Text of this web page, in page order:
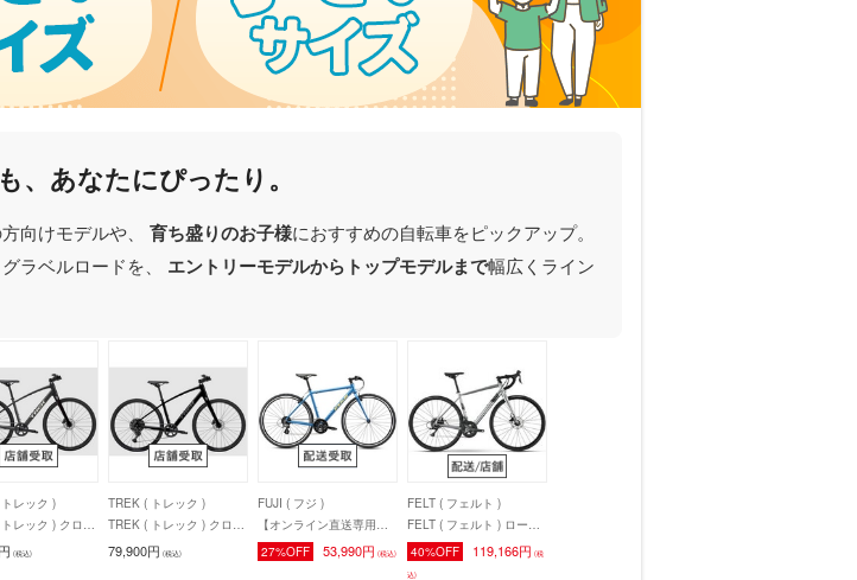
、あなたにぴったり。
向けモデルや、 育ち盛りのお子様におすすめの自転車をピックアップ。
ラベルロードを、 エントリーモデルからトップモデルまで幅広くライン
レック )
レック ) クロス
2 STEPOVER
(税込)
TREK ( トレック )
TREK ( トレック ) クロス
バイク FX 1 STEPOVER
79,900円 (税込)
FUJI ( フジ )
【オンライン直送専用】
FUJI ( フジ ) クロスバイ
27%OFF 53,990円 (税込)
FELT ( フェルト )
FELT ( フェルト ) ロード
バイク VR 60 グロスピュ
40%OFF 119,166円 (税
込)